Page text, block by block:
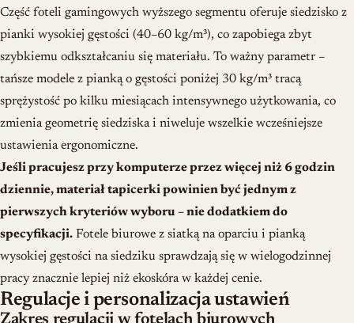
Część foteli gamingowych wyższego segmentu oferuje siedzisko z
pianki wysokiej gęstości (40–60 kg/m³), co zapobiega zbyt
szybkiemu odkształcaniu się materiału. To ważny parametr –
tańsze modele z pianką o gęstości poniżej 30 kg/m³ tracą
sprężystość po kilku miesiącach intensywnego użytkowania, co
zmienia geometrię siedziska i niweluje wszelkie wcześniejsze
ustawienia ergonomiczne.
Jeśli pracujesz przy komputerze przez więcej niż 6 godzin
dziennie, materiał tapicerki powinien być jednym z
pierwszych kryteriów wyboru – nie dodatkiem do
specyfikacji. Fotele biurowe z siatką na oparciu i pianką
wysokiej gęstości na siedziku sprawdzają się w wielogodzinnej
pracy znacznie lepiej niż ekoskóra w każdej cenie.
Regulacje i personalizacja ustawień